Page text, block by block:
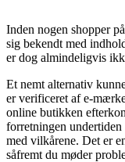
Inden nogen shopper
sig bekendt med
er dog almindeligvis
Et nemt alternativ
er verificeret af e-
online butikken
forretningen
med vilkårene. Det er
såfremt du møder